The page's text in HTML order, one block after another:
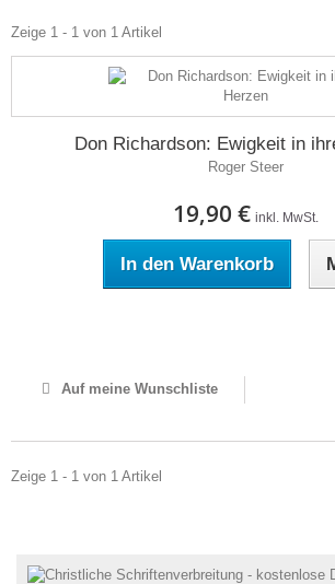
Zeige 1 - 1 von 1 Artikel
Don Richardson: Ewigkeit in
Roger Steer
19,90 € inkl. MwSt.
In den Warenkorb
Auf meine Wunschliste
Zeige 1 - 1 von 1 Artikel